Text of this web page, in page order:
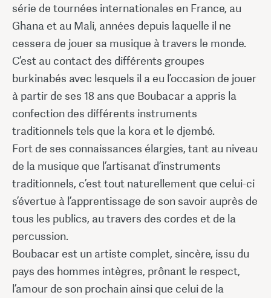
série de tournées internationales en France, au
Ghana et au Mali, années depuis laquelle il ne
cessera de jouer sa musique à travers le monde.
C’est au contact des différents groupes
burkinabés avec lesquels il a eu l’occasion de jouer
à partir de ses 18 ans que Boubacar a appris la
confection des différents instruments
traditionnels tels que la kora et le djembé.
Fort de ses connaissances élargies, tant au niveau
de la musique que l’artisanat d’instruments
traditionnels, c’est tout naturellement que celui-ci
s’évertue à l’apprentissage de son savoir auprès de
tous les publics, au travers des cordes et de la
percussion.
Boubacar est un artiste complet, sincère, issu du
pays des hommes intègres, prônant le respect,
l’amour de son prochain ainsi que celui de la